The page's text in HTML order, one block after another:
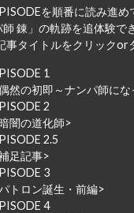
を順番に読み進め
師 錬」の軌跡を追体験で
事タイトルをクリックor
1
然の初即～ナンパ師に
2
闇の道化師>
2.5
足記事>
3
トロン誕生・前編>
4